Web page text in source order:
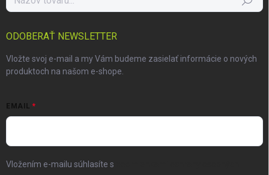
ODOBERAŤ NEWSLETTER
Vložte svoj e-mail a my Vám budeme zasielať informácie o nových
produktoch na našom e-shope.
EMAIL
Vložením e-mailu súhlasíte s